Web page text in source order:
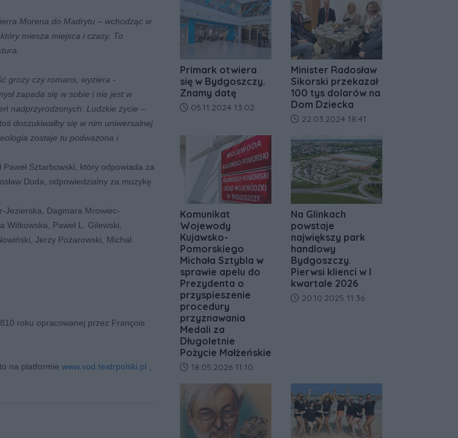
Morena do Madrytu – wchodząc w
miesza miejsca i czasy. To
grozy czy romans, wyziera -
zapada się w sobie i nie jest w
nadprzyrodzonych. Ludzkie życie –
doszukiwałby się w nim uniwersalnej
zostaje tu podważona i
Sztarbowski, który odpowiada za
Duda, odpowiedzialny za muzykę
Jezierska, Dagmara Mrowiec-
Paweł L. Gilewski,
Jerzy Pożarowski, Michał
roku opracowanej przez François
na platformie www.vod.teatrpolski.pl
Primark otwiera
się w Bydgoszczy.
Znamy datę
Data dodania artykułu:
05.11.2024 13:02
Minister Radosław
Sikorski przekazał
100 tys dolarów na
Dom Dziecka
Data dodania artykułu:
22.03.2024 18:41
Komunikat
Wojewody
Kujawsko-
Pomorskiego
Michała Sztybla w
sprawie apelu do
Prezydenta o
przyspieszenie
procedury
przyznawania
Medali za
Długoletnie
Pożycie Małżeńskie
Data dodania artykułu:
18.05.2026 11:10
Na Glinkach
powstaje
największy park
handlowy
Bydgoszczy.
Pierwsi klienci w I
kwartale 2026
Data dodania artykułu:
20.10.2025 11:36